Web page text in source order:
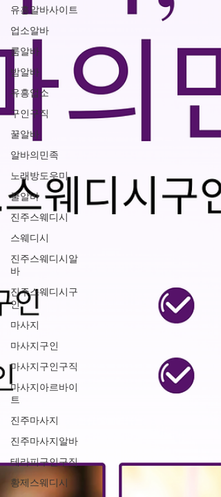
유흥알바사이트
업소알바
룸알바
밤알바
유흥업소
구인구직
꿀알바
알바의민족
노래방도우미
꿀알바
진주스웨디시
스웨디시
진주스웨디시알
바
진주스웨디시구
인
마사지
마사지구인
마사지구인구직
마사지아르바이
트
진주마사지
진주마사지알바
테라피구인구직
황제스웨디시